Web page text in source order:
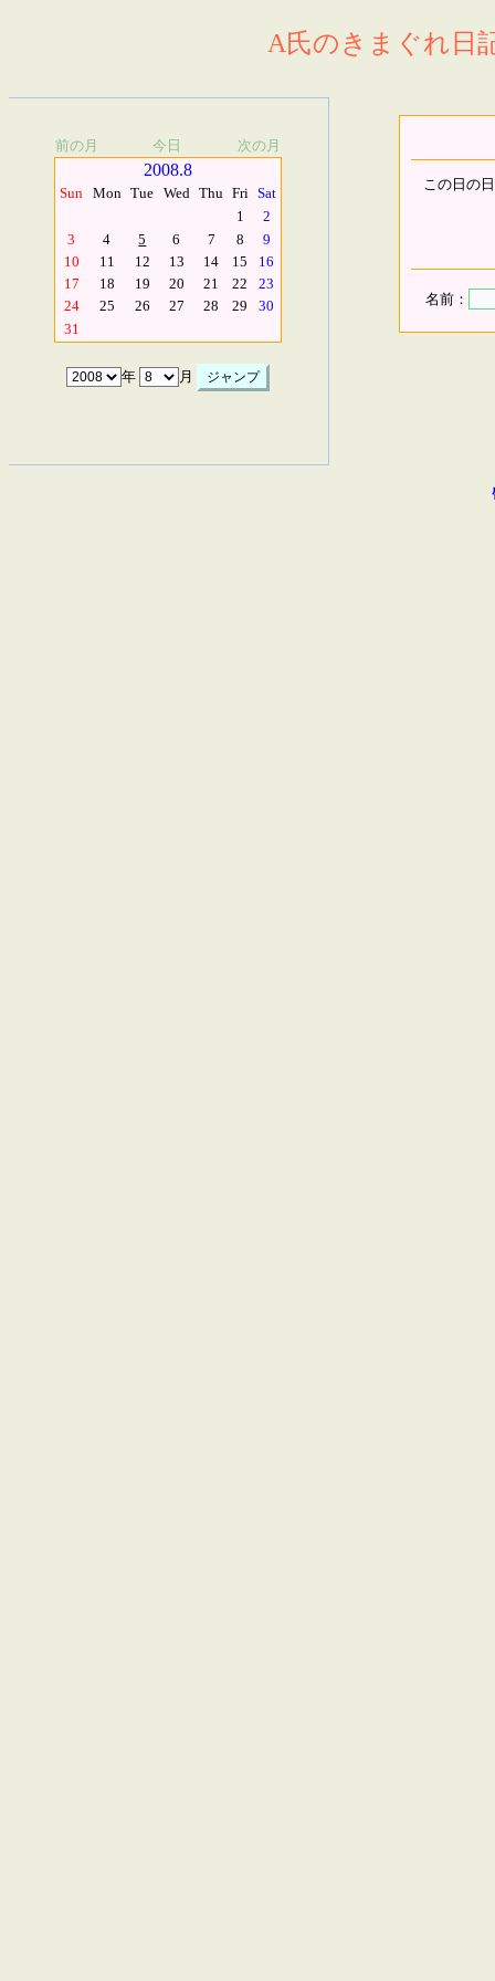
A氏のきまぐれ日
前の月 今日 次の月
2008.8
Sun Mon Tue Wed Thu Fri Sat
1
2
3
4 5 6 7 8
9
10
11 12 13 14 15
16
17
18 19 20 21 22
23
24
25 26 27 28 29
30
31
年 月
この日の
名前：